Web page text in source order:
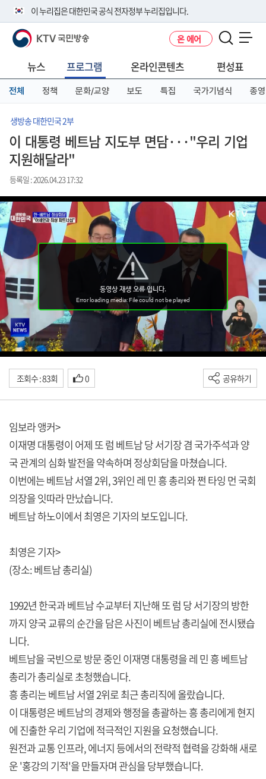
이 누리집은 대한민국 공식 전자정부 누리집입니다.
공식 누리집 주소 확인하기
니다.
이밖에 or.kr 또는 .kr등 다른 도메인 주소를 사용하고 있다면 아래 URL에
서 도메인 주소를 확인해 보세요
KTV 국민방송 온 에어
뉴스 프로그램 온라인콘텐츠 편성표
전체 정책 문화/교양 보도 특집 국가기념식 종영
생방송 대한민국 2부
이 대통령 베트남 지도부 면담···"우리 기업
지원해달라"
등록일 : 2026.04.23 17:32
조회수 : 83회 0 공유하기
임보라 앵커>
이재명 대통령이 어제 또 럼 베트남 당 서기장 겸 국가주석과 양
국 관계의 심화 발전을 약속하며 정상회담을 마쳤습니다.
이번에는 베트남 서열 2위, 3위인 레 민 흥 총리와 쩐 타잉 먼 국회
의장을 잇따라 만났습니다.
베트남 하노이에서 최영은 기자의 보도입니다.
최영은 기자>
(장소: 베트남 총리실)
1992년 한국과 베트남 수교부터 지난해 또 럼 당 서기장의 방한
까지 양국 교류의 순간을 담은 사진이 베트남 총리실에 전시됐습
니다.
베트남을 국빈으로 방문 중인 이재명 대통령을 레 민 흥 베트남
총리가 총리실로 초청했습니다.
흥 총리는 베트남 서열 2위로 최근 총리직에 올랐습니다.
이 대통령은 베트남의 경제와 행정을 총괄하는 흥 총리에게 현지
에 진출한 우리 기업에 적극적인 지원을 요청했습니다.
원전과 교통 인프라, 에너지 등에서의 전략적 협력을 강화해 새로
운 '홍강의 기적'을 만들자며 관심을 당부했습니다.